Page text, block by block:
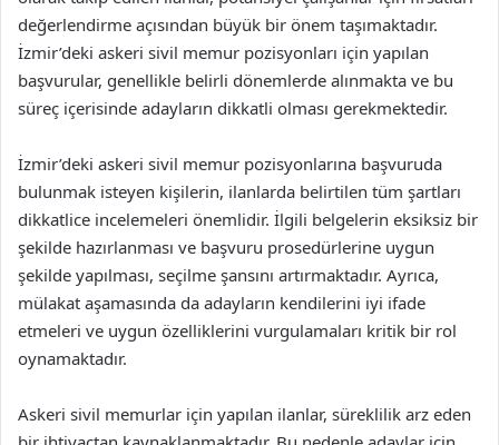
değerlendirme açısından büyük bir önem taşımaktadır.
İzmir’deki askeri sivil memur pozisyonları için yapılan
başvurular, genellikle belirli dönemlerde alınmakta ve bu
süreç içerisinde adayların dikkatli olması gerekmektedir.
İzmir’deki askeri sivil memur pozisyonlarına başvuruda
bulunmak isteyen kişilerin, ilanlarda belirtilen tüm şartları
dikkatlice incelemeleri önemlidir. İlgili belgelerin eksiksiz bir
şekilde hazırlanması ve başvuru prosedürlerine uygun
şekilde yapılması, seçilme şansını artırmaktadır. Ayrıca,
mülakat aşamasında da adayların kendilerini iyi ifade
etmeleri ve uygun özelliklerini vurgulamaları kritik bir rol
oynamaktadır.
Askeri sivil memurlar için yapılan ilanlar, süreklilik arz eden